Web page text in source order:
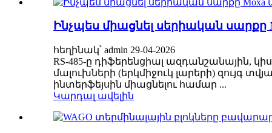
Ինչպես միացնել սերիական սարքը
հեղինակ՝ admin 29-04-2026
RS-485-ը դիֆերենցիալ ազդանշանային,
մալուխների (երկմիջուկ լարերի) զույգ
ինտերֆեյսին միացնելու համար ...
Կարդալ ավելին